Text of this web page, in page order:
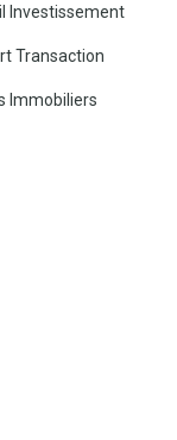
Investissement
Transaction
Immobiliers